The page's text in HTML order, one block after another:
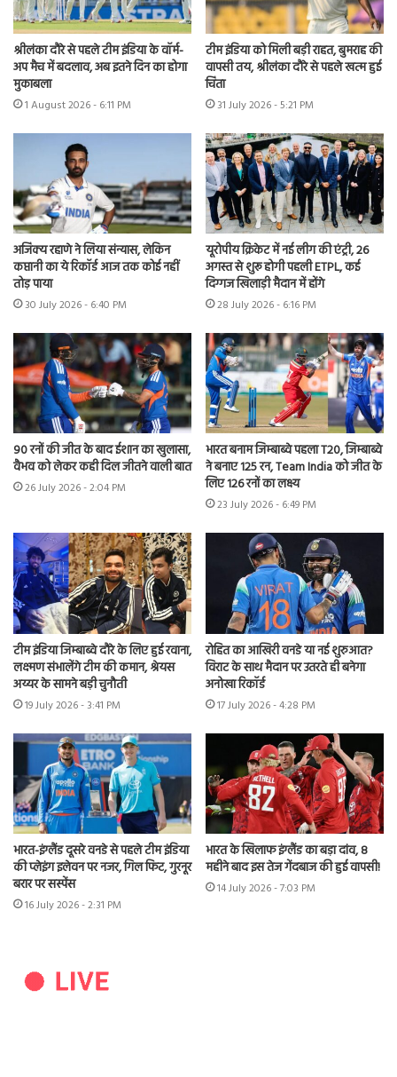
श्रीलंका दौरे से पहले टीम इंडिया के वॉर्म-
अप मैच में बदलाव, अब इतने दिन का होगा
मुकाबला
1 August 2026 - 6:11 PM
टीम इंडिया को मिली बड़ी राहत, बुमराह की
वापसी तय, श्रीलंका दौरे से पहले खत्म हुई
चिंता
31 July 2026 - 5:21 PM
अजिंक्य रहाणे ने लिया संन्यास, लेकिन
कप्तानी का ये रिकॉर्ड आज तक कोई नहीं
तोड़ पाया
30 July 2026 - 6:40 PM
यूरोपीय क्रिकेट में नई लीग की एंट्री, 26
अगस्त से शुरू होगी पहली ETPL, कई
दिग्गज खिलाड़ी मैदान में होंगे
28 July 2026 - 6:16 PM
90 रनों की जीत के बाद ईशान का खुलासा,
वैभव को लेकर कही दिल जीतने वाली बात
26 July 2026 - 2:04 PM
भारत बनाम जिम्बाब्वे पहला T20, जिम्बाब्वे
ने बनाए 125 रन, Team India को जीत के
लिए 126 रनों का लक्ष्य
23 July 2026 - 6:49 PM
टीम इंडिया जिम्बाब्वे दौरे के लिए हुई रवाना,
लक्ष्मण संभालेंगे टीम की कमान, श्रेयस
अय्यर के सामने बड़ी चुनौती
19 July 2026 - 3:41 PM
रोहित का आखिरी वनडे या नई शुरुआत?
विराट के साथ मैदान पर उतरते ही बनेगा
अनोखा रिकॉर्ड
17 July 2026 - 4:28 PM
भारत-इंग्लैंड दूसरे वनडे से पहले टीम इंडिया
की प्लेइंग इलेवन पर नजर, गिल फिट, गुरनूर
बरार पर सस्पेंस
16 July 2026 - 2:31 PM
भारत के खिलाफ इंग्लैंड का बड़ा दांव, 8
महीने बाद इस तेज गेंदबाज की हुई वापसी!
14 July 2026 - 7:03 PM